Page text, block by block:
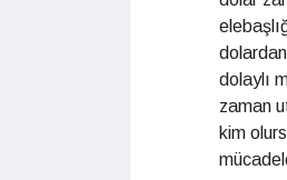
dolaylı
zaman
kim